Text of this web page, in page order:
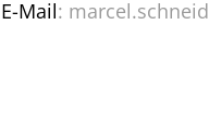
E-Mail: